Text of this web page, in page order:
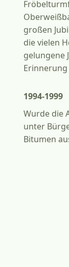
großen
die vielen
gelungene
1994-1999
Wurde die
unter
Bitumen